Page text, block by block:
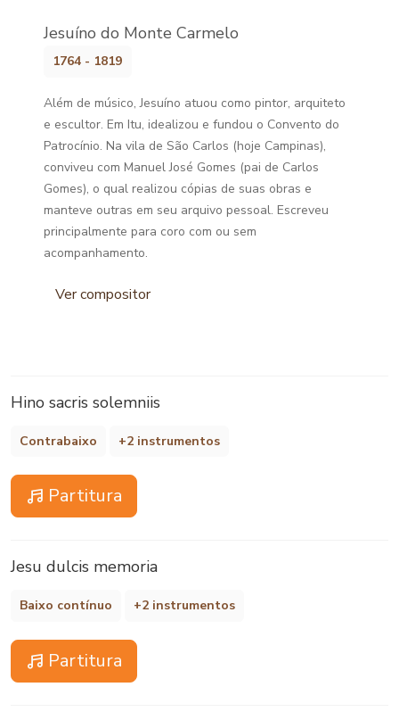
Jesuíno do Monte Carmelo
1764 - 1819
Além de músico, Jesuíno atuou como pintor, arquiteto
e escultor. Em Itu, idealizou e fundou o Convento do
Patrocínio. Na vila de São Carlos (hoje Campinas),
conviveu com Manuel José Gomes (pai de Carlos
Gomes), o qual realizou cópias de suas obras e
manteve outras em seu arquivo pessoal. Escreveu
principalmente para coro com ou sem
acompanhamento.
Ver compositor
Hino sacris solemniis
Contrabaixo +2 instrumentos
Partitura
Jesu dulcis memoria
Baixo contínuo +2 instrumentos
Partitura